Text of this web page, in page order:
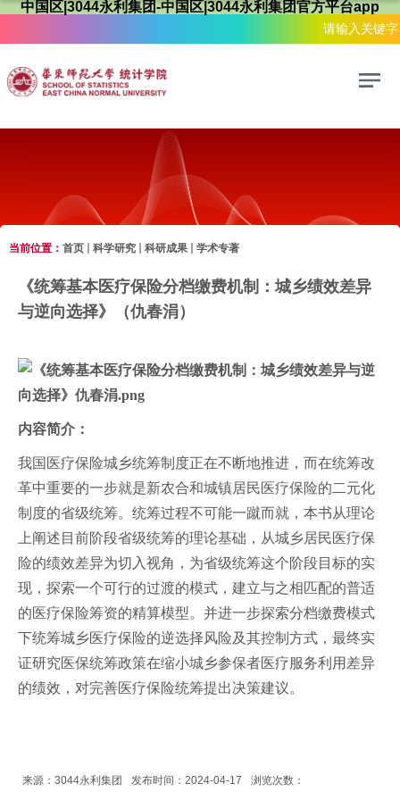
中国区|3044永利集团-中国区|3044永利集团官方平台app
科学研究
当前位置： 首页 科学研究 科研成果 学术专著
《统筹基本医疗保险分档缴费机制：城乡绩效差异
与逆向选择》（仇春涓）
内容简介：
我国医疗保险城乡统筹制度正在不断地推进，而在统筹改
革中重要的一步就是新农合和城镇居民医疗保险的二元化
制度的省级统筹。统筹过程不可能一蹴而就，本书从理论
上阐述目前阶段省级统筹的理论基础，从城乡居民医疗保
险的绩效差异为切入视角，为省级统筹这个阶段目标的实
现，探索一个可行的过渡的模式，建立与之相匹配的普适
的医疗保险筹资的精算模型。并进一步探索分档缴费模式
下统筹城乡医疗保险的逆选择风险及其控制方式，最终实
证研究医保统筹政策在缩小城乡参保者医疗服务利用差异
的绩效，对完善医疗保险统筹提出决策建议。
来源：3044永利集团 发布时间：2024-04-17 浏览次数：